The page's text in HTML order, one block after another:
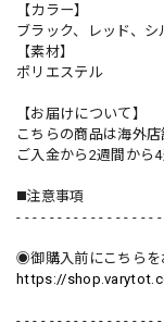
【カラー】
ブラック、レッド、シ
【素材】
ポリエステル
【お届けについて】
こちらの商品は海外
ご入金から2週間から
◼️注意事項
- - - - - - - - - - - - - - - - -
◉御購入前にこちらを
https://